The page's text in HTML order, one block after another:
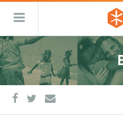
Salta
al
contenuto
–
e
Menu
facebook
twitter
e-
mail